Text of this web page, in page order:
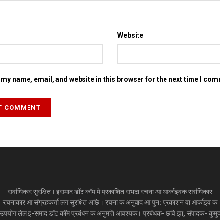
Website
my name, email, and website in this browser for the next time I
सर्वाधिकार सुरक्षित। इसमाद डॉट कॉम मे प्रकाशित सभटा रचना आ आर्काइवक सर्वाधिकार
रचनाकार आ संग्रहकर्त्ता लग सुरक्षित अछि। रचना क अनुवाद आ पुन: प्रकाशन वा आर्काइव क
उपयोग लेल इ-समाद डॉट कॉम प्रबंधन क अनुमति आवश्यक। प्रबंधक- छवि झा, संपादक- कुमुद